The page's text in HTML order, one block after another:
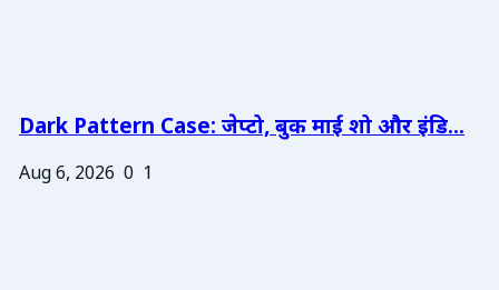
Dark Pattern Case: जेप्टो, बुक माई शो और इंडि...
Aug 6, 2026 0 1